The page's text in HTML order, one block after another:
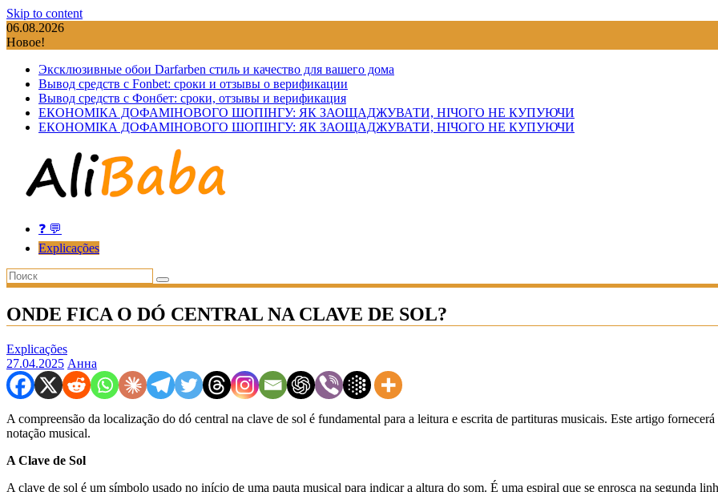
Skip to content
06.08.2026
Новое!
Эксклюзивные обои Darfarben стиль и качество для вашего дома
Вывод средств с Fonbet: сроки и отзывы о верификации
Вывод средств с Фонбет: сроки, отзывы и верификация
ЕКОНОМІКА ДОФАМІНОВОГО ШОПІНГУ: ЯК ЗАОЩАДЖУВАТИ, НІЧОГО НЕ КУПУЮЧИ
ЕКОНОМІКА ДОФАМІНОВОГО ШОПІНГУ: ЯК ЗАОЩАДЖУВАТИ, НІЧОГО НЕ КУПУЮЧИ
❓ 💬
Explicações
ONDE FICA O DÓ CENTRAL NA CLAVE DE SOL?
Explicações
27.04.2025 Анна
A compreensão da localização do dó central na clave de sol é fundamental para a leitura e escrita de partituras musicais. Este artigo
notação musical.
A Clave de Sol
A clave de sol é um símbolo usado no início de uma pauta musical para indicar a altura do som. É uma espiral que se enrosca na segunda